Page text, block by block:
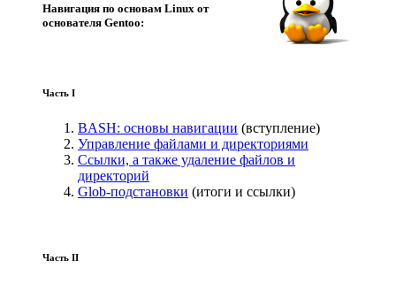
Навигация по основам Linux от
основателя Gentoo:
Часть I
BASH: основы навигации (вступление)
Управление файлами и директориями
Ссылки, а также удаление файлов и
директорий
Glob-подстановки (итоги и ссылки)
Часть II